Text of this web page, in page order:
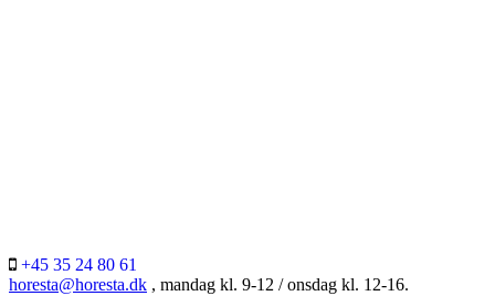
+45 35 24 80 61
horesta@horesta.dk , mandag kl. 9-12 / onsdag kl. 12-16.